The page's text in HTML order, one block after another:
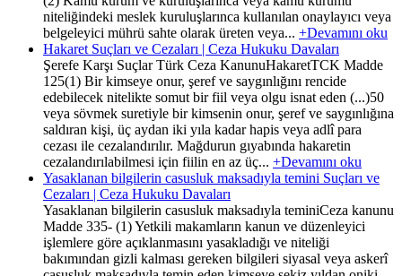
niteliğindeki meslek kuruluşlarınca kullanılan onaylayıcı veya
belgeleyici mührü sahte olarak üreten veya... +Devamını oku
Hakaret Suçları ve Cezaları | Ceza Hukuku Davaları
Şerefe Karşı Suçlar Türk Ceza KanunuHakaretTCK Madde
125(1) Bir kimseye onur, şeref ve saygınlığını rencide
edebilecek nitelikte somut bir fiil veya olgu isnat eden (...)50
veya sövmek suretiyle bir kimsenin onur, şeref ve saygınlığına
saldıran kişi, üç aydan iki yıla kadar hapis veya adlî para
cezası ile cezalandırılır. Mağdurun gıyabında hakaretin
cezalandırılabilmesi için fiilin en az üç... +Devamını oku
Yasaklanan bilgilerin casusluk maksadıyla temini Suçları ve
Cezaları | Ceza Hukuku Davaları
Yasaklanan bilgilerin casusluk maksadıyla teminiCeza kanunu
Madde 335- (1) Yetkili makamların kanun ve düzenleyici
işlemlere göre açıklanmasını yasakladığı ve niteliği
bakımından gizli kalması gereken bilgileri siyasal veya askerî